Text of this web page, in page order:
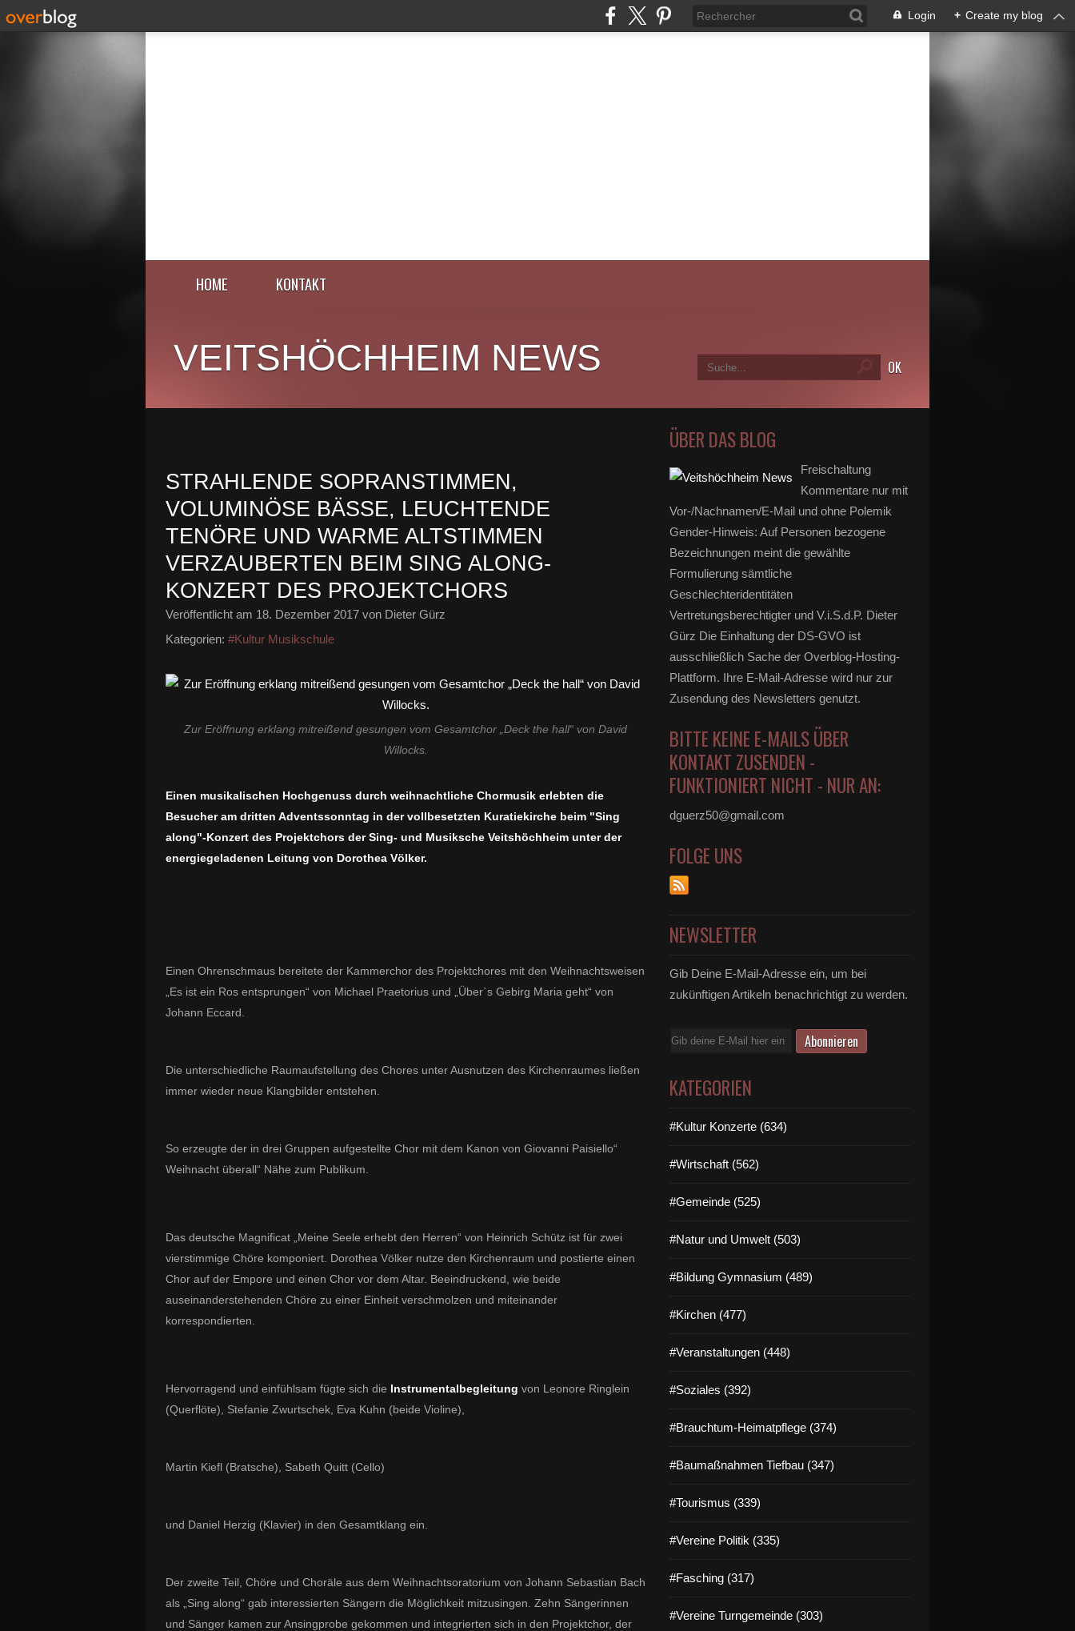
Login + Create my blog
HOME KONTAKT
VEITSHÖCHHEIM NEWS
STRAHLENDE SOPRANSTIMMEN,
VOLUMINÖSE BÄSSE, LEUCHTENDE
TENÖRE UND WARME ALTSTIMMEN
VERZAUBERTEN BEIM SING ALONG-
KONZERT DES PROJEKTCHORS
Veröffentlicht am 18. Dezember 2017 von Dieter Gürz
Kategorien: #Kultur Musikschule
Zur Eröffnung erklang mitreißend gesungen vom Gesamtchor „Deck the hall“ von David
Willocks.
Einen musikalischen Hochgenuss durch weihnachtliche Chormusik erlebten die
Besucher am dritten Adventssonntag in der vollbesetzten Kuratiekirche beim "Sing
along"-Konzert des Projektchors der Sing- und Musiksche Veitshöchheim unter der
energiegeladenen Leitung von Dorothea Völker.
Einen Ohrenschmaus bereitete der Kammerchor des Projektchores mit den Weihnachtsweisen
„Es ist ein Ros entsprungen“ von Michael Praetorius und „Über`s Gebirg Maria geht“ von
Johann Eccard.
Die unterschiedliche Raumaufstellung des Chores unter Ausnutzen des Kirchenraumes ließen
immer wieder neue Klangbilder entstehen.
So erzeugte der in drei Gruppen aufgestellte Chor mit dem Kanon von Giovanni Paisiello“
Weihnacht überall“ Nähe zum Publikum.
Das deutsche Magnificat „Meine Seele erhebt den Herren“ von Heinrich Schütz ist für zwei
vierstimmige Chöre komponiert. Dorothea Völker nutze den Kirchenraum und postierte einen
Chor auf der Empore und einen Chor vor dem Altar. Beeindruckend, wie beide
auseinanderstehenden Chöre zu einer Einheit verschmolzen und miteinander
korrespondierten.
Hervorragend und einfühlsam fügte sich die Instrumentalbegleitung von Leonore Ringlein
(Querflöte), Stefanie Zwurtschek, Eva Kuhn (beide Violine),
Martin Kiefl (Bratsche), Sabeth Quitt (Cello)
und Daniel Herzig (Klavier) in den Gesamtklang ein.
Der zweite Teil, Chöre und Choräle aus dem Weihnachtsoratorium von Johann Sebastian Bach
als „Sing along“ gab interessierten Sängern die Möglichkeit mitzusingen. Zehn Sängerinnen
und Sänger kamen zur Ansingprobe gekommen und integrierten sich in den Projektchor, der
ÜBER DAS BLOG
Freischaltung
Kommentare nur mit
Vor-/Nachnamen/E-Mail und ohne Polemik
Gender-Hinweis: Auf Personen bezogene
Bezeichnungen meint die gewählte
Formulierung sämtliche
Geschlechteridentitäten
Vertretungsberechtigter und V.i.S.d.P. Dieter
Gürz Die Einhaltung der DS-GVO ist
ausschließlich Sache der Overblog-Hosting-
Plattform. Ihre E-Mail-Adresse wird nur zur
Zusendung des Newsletters genutzt.
BITTE KEINE E-MAILS ÜBER
KONTAKT ZUSENDEN -
FUNKTIONIERT NICHT - NUR AN:
dguerz50@gmail.com
FOLGE UNS
NEWSLETTER
Gib Deine E-Mail-Adresse ein, um bei
zukünftigen Artikeln benachrichtigt zu werden.
E-
KATEGORIEN
#Kultur Konzerte (634)
#Wirtschaft (562)
#Gemeinde (525)
#Natur und Umwelt (503)
#Bildung Gymnasium (489)
#Kirchen (477)
#Veranstaltungen (448)
#Soziales (392)
#Brauchtum-Heimatpflege (374)
#Baumaßnahmen Tiefbau (347)
#Tourismus (339)
#Vereine Politik (335)
#Fasching (317)
#Vereine Turngemeinde (303)